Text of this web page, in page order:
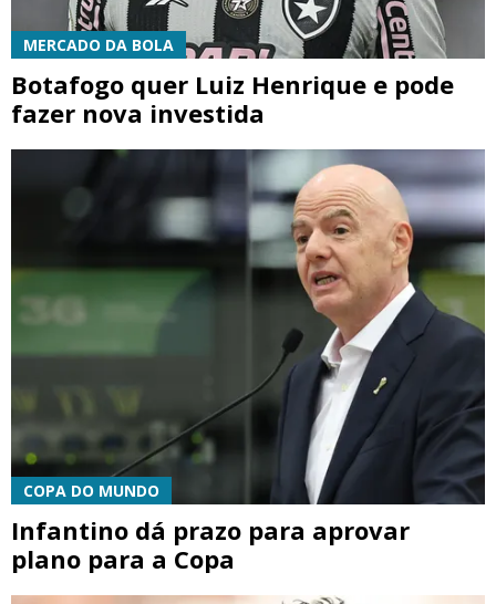
MERCADO DA BOLA
Botafogo quer Luiz Henrique e pode
fazer nova investida
COPA DO MUNDO
Infantino dá prazo para aprovar
plano para a Copa